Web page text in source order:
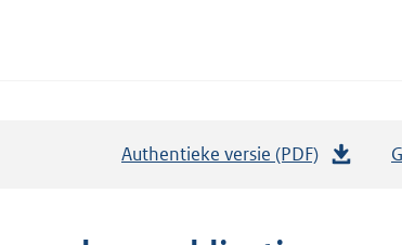
Authentieke versie (PDF)